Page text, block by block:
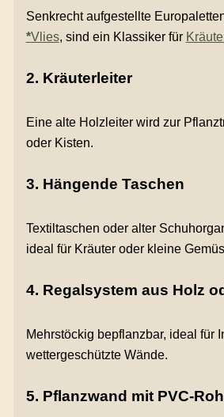
Senkrecht aufgestellte
*Vlies, sind ein Klassiker für
2. Kräuterleiter
Eine alte Holzleiter wird zur
oder Kisten.
3. Hängende Taschen
Textiltaschen oder alter
ideal für Kräuter oder kleine
4. Regalsystem aus Holz
Mehrstöckig bepflanzbar, ideal für
wettergeschützte Wände.
5. Pflanzwand mit PVC-